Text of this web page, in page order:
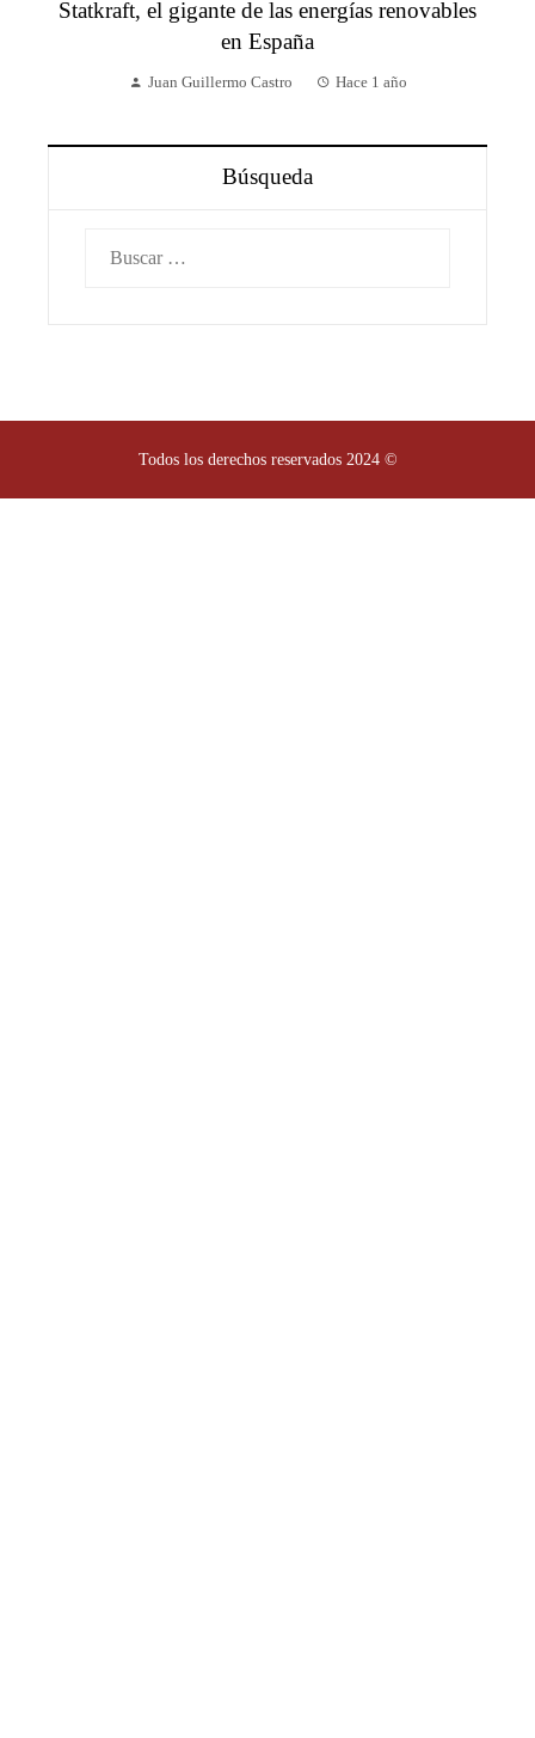
Statkraft, el gigante de las energías renovables
en España
Juan Guillermo Castro Hace 1 año
Búsqueda
Todos los derechos reservados 2024 ©